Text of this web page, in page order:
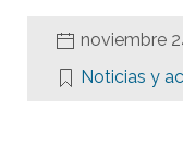
noviembre
Noticias y